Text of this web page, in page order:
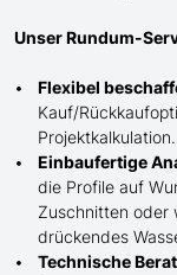
Unser Rundum-
Flexibel
Kauf/
Projektkalkulation.
Einbaufertige
die Profile auf
Zuschnitten oder
drückendes
Technische